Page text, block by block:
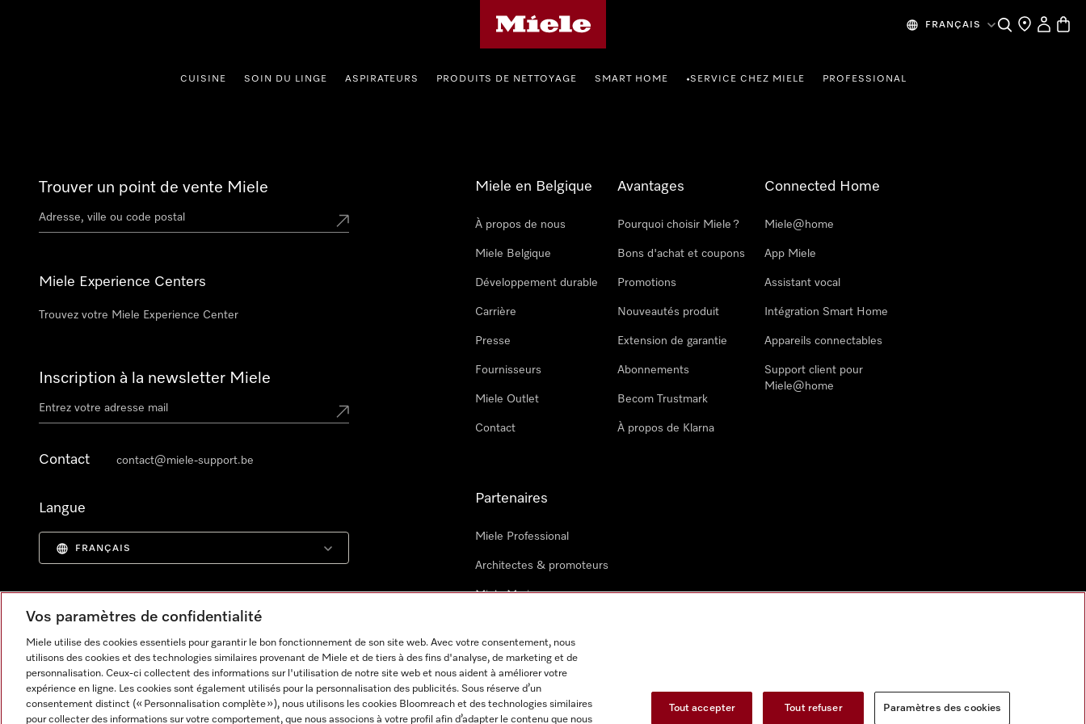
FRANÇAIS SearchFind a store
My
CUISINE SOIN DU LINGE ASPIRATEURS PRODUITS DE NETTOYAGE SMART HOME •SERVICE CHEZ MIELE PROFESSIONAL
Trouver un point de vente Miele
Miele Experience Centers
Trouvez votre Miele Experience Center
Inscription à la newsletter Miele
Contact contact@miele-support.be
Langue
FRANÇAIS
Miele en Belgique
À propos de nous
Miele Belgique
Développement durable
Carrière
Presse
Fournisseurs
Miele Outlet
Contact
Avantages
Pourquoi choisir Miele ?
Bons d'achat et coupons
Promotions
Nouveautés produit
Extension de garantie
Abonnements
Becom Trustmark
À propos de Klarna
Connected Home
Miele@home
App Miele
Assistant vocal
Intégration Smart Home
Appareils connectables
Support client pour
Miele@home
Partenaires
Miele Professional
Architectes & promoteurs
Miele Marine
Vos paramètres de confidentialité
Miele utilise des cookies essentiels pour garantir le bon fonctionnement de son site web. Avec votre consentement, nous
utilisons des cookies et des technologies similaires provenant de Miele et de tiers à des fins d'analyse, de marketing et de
personnalisation. Ceux-ci collectent des informations sur l'utilisation de notre site web et nous aident à améliorer votre
expérience en ligne. Les cookies sont également utilisés pour la personnalisation des publicités. Sous réserve d’un
consentement distinct (« Personnalisation complète »), nous utilisons les cookies Bloomreach et des technologies similaires
pour collecter des informations sur votre comportement, que nous associons à votre profil afin d’adapter le contenu que nous
Tout accepter Tout refuser Paramètres des cookies